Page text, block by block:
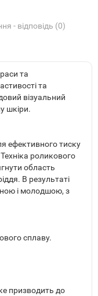
- відповідь (0)
та
та
візуальний
шкіри.
ефективного тиску
роликового
область
В результаті
і молодшою, з
сплаву.
призводить до